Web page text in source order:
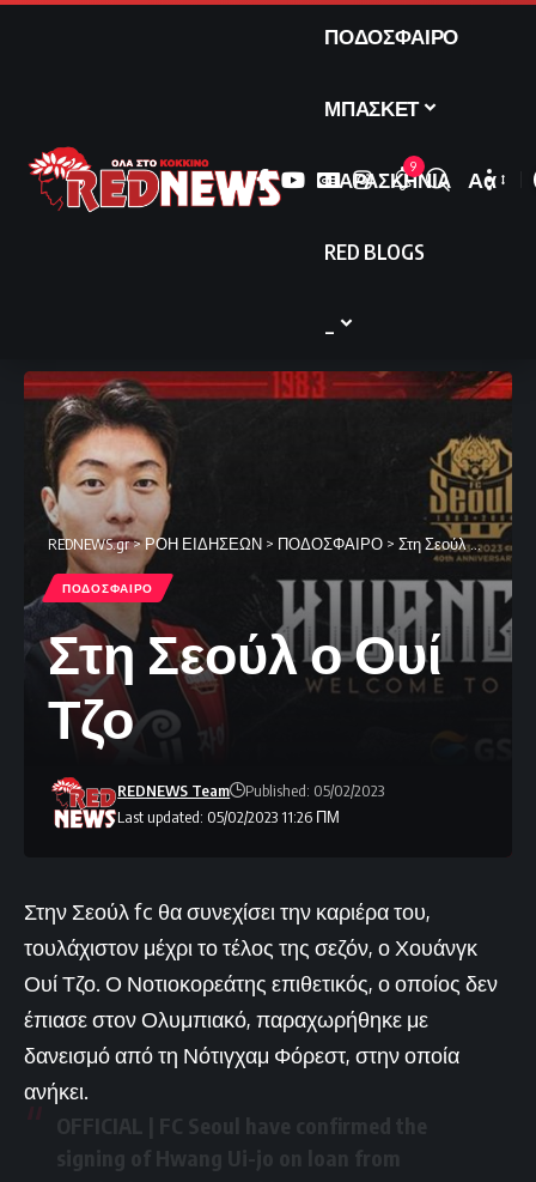
ΠΟΔΟΣΦΑΙΡΟ
ΜΠΑΣΚΕΤ
ΠΑΡΑΣΚΗΝΙΑ
RED BLOGS
9
Font
Αα
REDNEWS.gr>ΡΟΗ ΕΙΔΗΣΕΩΝ > ΠΟΔΟΣΦΑΙΡΟ > Στη Σεούλ ο Ουί Τζο
ΠΟΔΟΣΦΑΙΡΟ
Στη Σεούλ ο Ουί
Τζο
Last updated: 05/02/2023 11:26 ΠΜ
REDNEWS Team Published: 05/02/2023
Στην Σεούλ fc θα συνεχίσει την καριέρα του,
τουλάχιστον μέχρι το τέλος της σεζόν, ο Χουάνγκ
Ουί Τζο. Ο Νοτιοκορεάτης επιθετικός, ο οποίος δεν
έπιασε στον Ολυμπιακό, παραχωρήθηκε με
δανεισμό από τη Νότιγχαμ Φόρεστ, στην οποία
ανήκει.